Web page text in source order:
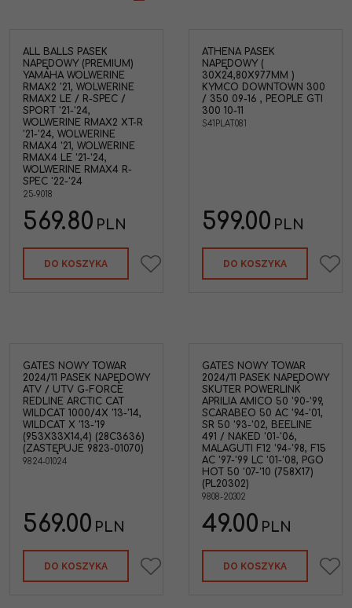
ALL BALLS PASEK
NAPĘDOWY (PREMIUM)
YAMAHA WOLWERINE
RMAX2 '21, WOLWERINE
RMAX2 LE / R-SPEC /
SPORT '21-'24,
WOLWERINE RMAX2 XT-R
'21-'24, WOLWERINE
RMAX4 '21, WOLWERINE
RMAX4 LE '21-'24,
WOLWERINE RMAX4 R-
SPEC '22-'24
25-9018
569.80 PLN
DO KOSZYKA
ATHENA PASEK
NAPĘDOWY (
30X24,80X977MM )
KYMCO DOWNTOWN 300
/ 350 09-16 , PEOPLE GTI
300 10-11
S41PLAT081
599.00 PLN
DO KOSZYKA
GATES NOWY TOWAR
2024/11 PASEK NAPĘDOWY
ATV / UTV G-FORCE
REDLINE ARCTIC CAT
WILDCAT 1000/4X '13-'14,
WILDCAT X '13-'19
(953X33X14,4) (28C3636)
(ZASTĘPUJE 9823-01070)
9824-01024
569.00 PLN
DO KOSZYKA
GATES NOWY TOWAR
2024/11 PASEK NAPĘDOWY
SKUTER POWERLINK
APRILIA AMICO 50 '90-'99,
SCARABEO 50 AC '94-'01,
SR 50 '93-'02, BEELINE
491 / NAKED '01-'06,
MALAGUTI F12 '94-'98, F15
AC '97-'99 LC '01-'08, PGO
HOT 50 '07-'10 (758X17)
(PL20302)
9808-20302
49.00 PLN
DO KOSZYKA